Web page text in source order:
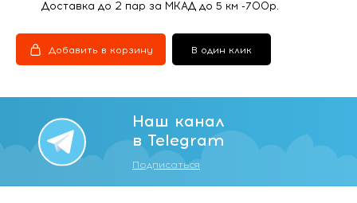
Доставка до 2 пар за МКАД до 5 км -700р.
Добавить в корзину В один клик
Наш канал
в Telegram
Подписаться